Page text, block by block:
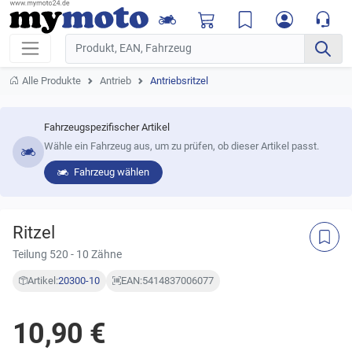
Alle Produkte Antrieb Antriebsritzel
Fahrzeugspezifischer Artikel
Wähle ein Fahrzeug aus, um zu prüfen, ob dieser Artikel passt.
Fahrzeug wählen
Ritzel
Teilung 520 - 10 Zähne
Artikel:20300-10 EAN:5414837006077
10,90 €